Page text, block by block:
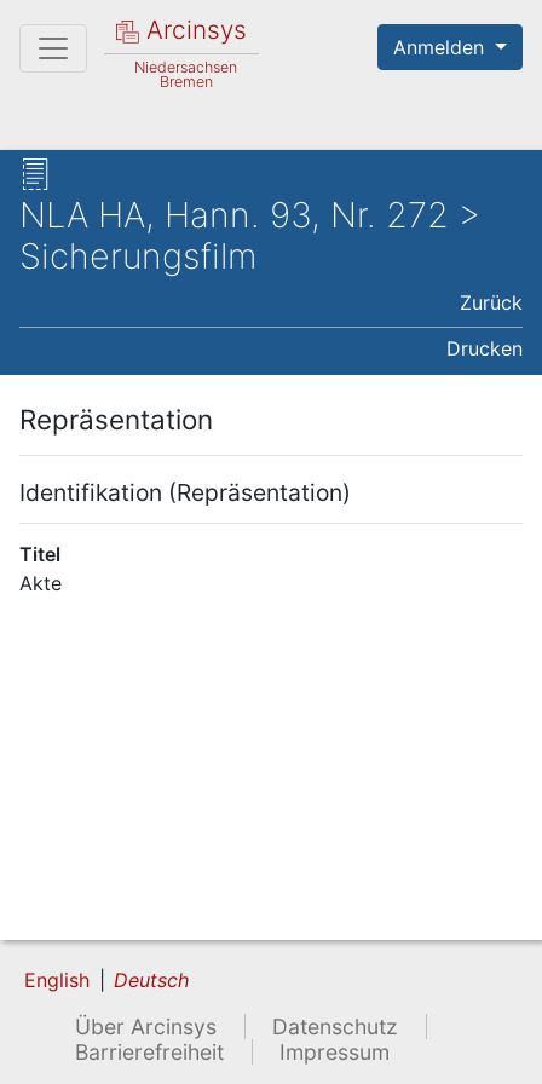
Arcinsys
Niedersachsen
Bremen
Anmelden
NLA HA, Hann. 93, Nr. 272 >
Sicherungsfilm
Zurück
Drucken
Repräsentation
Identifikation (Repräsentation)
Titel
Akte
English Deutsch
Über Arcinsys
Datenschutz
Barrierefreiheit
Impressum